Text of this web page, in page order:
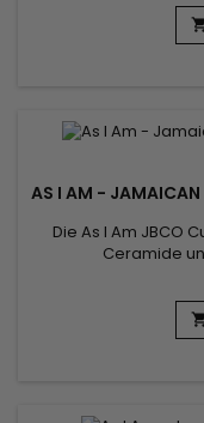
AS I AM - JAMAICAN
Die As I Am JBCO
Ceramide
schließen wertvolle
Ihre Locken und
mit